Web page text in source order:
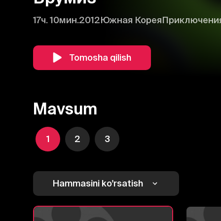
17ч. 10мин.2012Южная Корея
Tomosha qilish
Mavsum
1 2 3
Hammasini ko'rsatish